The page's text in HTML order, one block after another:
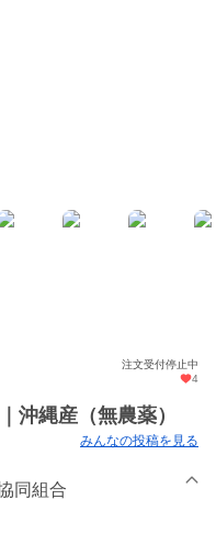
注文受付停止中
4
沖縄産（無農薬）
みんなの投稿を見る
同組合